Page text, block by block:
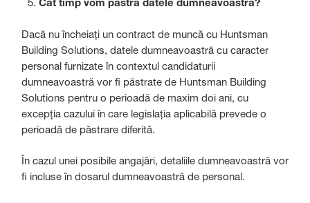
Dacă nu încheiați un contract de muncă cu Huntsman
Building Solutions, datele dumneavoastră cu caracter
personal furnizate în contextul candidaturii
dumneavoastră vor fi păstrate de Huntsman Building
Solutions pentru o perioadă de maxim doi ani, cu
excepția cazului în care legislația aplicabilă prevede o
perioadă de păstrare diferită.
În cazul unei posibile angajări, detaliile dumneavoastră vor
fi incluse în dosarul dumneavoastră de personal.